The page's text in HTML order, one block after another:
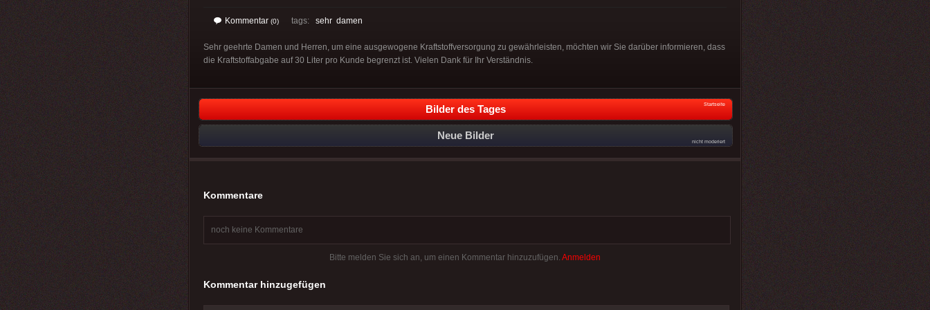
Kommentar (0) tags: sehr damen
Sehr geehrte Damen und Herren, um eine ausgewogene Kraftstoffversorgung zu gewährleisten, möchten wir Sie darüber informieren, dass
die Kraftstoffabgabe auf 30 Liter pro Kunde begrenzt ist. Vielen Dank für Ihr Verständnis.
Bilder des Tages Startseite
Neue Bilder
nicht moderiert
Kommentare
noch keine Kommentare
Bitte melden Sie sich an, um einen Kommentar hinzuzufügen. Anmelden
Kommentar hinzugefügen